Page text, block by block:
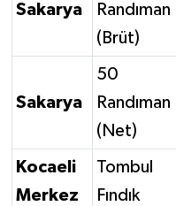
Sakarya
Randıman
(Brüt)
Sakarya
50
Randıman
(Net)
Kocaeli
Merkez
Tombul
Fındık